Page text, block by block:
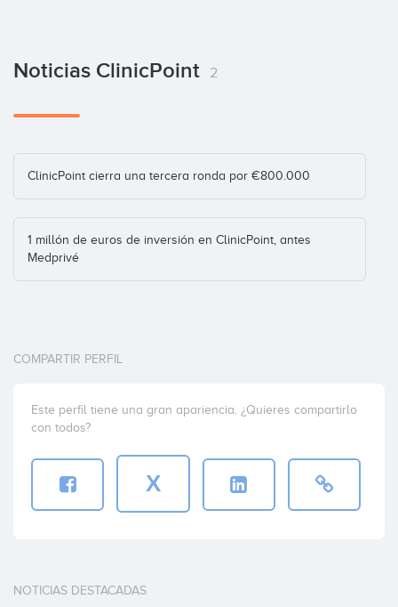
Albert Hurtado
Julio Arias
Business Angel
Noticias ClinicPoint 2
ClinicPoint cierra una tercera ronda por €800.000
1 millón de euros de inversión en ClinicPoint, antes
Medprivé
COMPARTIR PERFIL
Este perfil tiene una gran apariencia. ¿Quieres compartirlo
con todos?
X
NOTICIAS DESTACADAS